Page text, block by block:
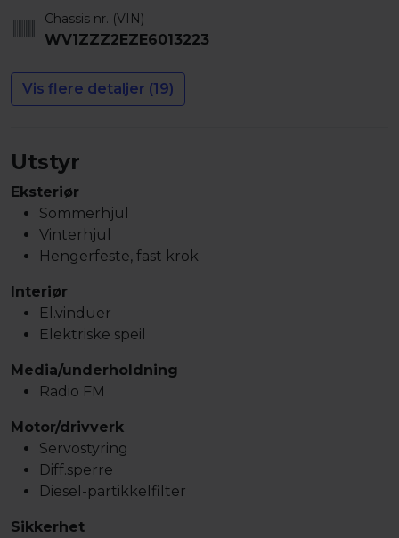
Chassis nr. (VIN)
WV1ZZZ2EZE6013223
Vis flere detaljer (19)
Utstyr
Eksteriør
Sommerhjul
Vinterhjul
Hengerfeste, fast krok
Interiør
El.vinduer
Elektriske speil
Media/underholdning
Radio FM
Motor/drivverk
Servostyring
Diff.sperre
Diesel-partikkelfilter
Sikkerhet